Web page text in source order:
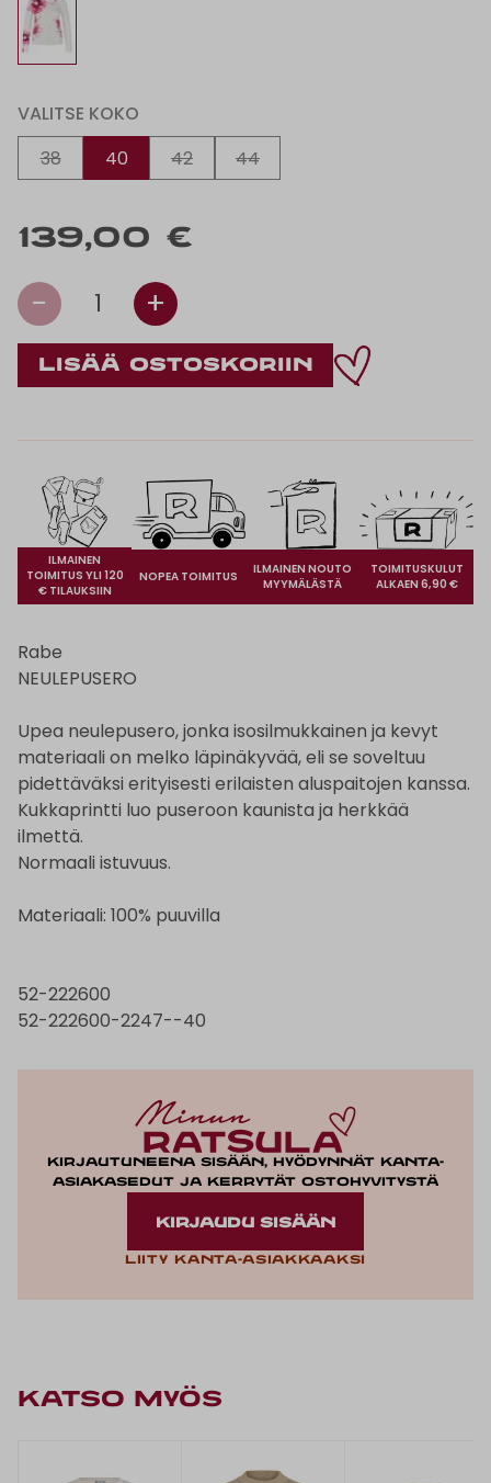
VALITSE KOKO
38
40 42 44
139,00 €
- 1 +
ILMAINEN
TOIMITUS YLI 120
€ TILAUKSIIN
NOPEA TOIMITUS
ILMAINEN NOUTO
MYYMÄLÄSTÄ
TOIMITUSKULUT
ALKAEN 6,90 €
Rabe
NEULEPUSERO
Upea neulepusero, jonka isosilmukkainen ja kevyt
materiaali on melko läpinäkyvää, eli se soveltuu
pidettäväksi erityisesti erilaisten aluspaitojen kanssa.
Kukkaprintti luo puseroon kaunista ja herkkää
ilmettä.
Normaali istuvuus.
Materiaali: 100% puuvilla
52-222600
52-222600-2247--40
Kirjautuneena sisään, hyödynnät kanta-
asiakasedut ja kerrytät ostohyvitystä
KIRJAUDU SISÄÄN
Liity kanta-asiakkaaksi
KATSO MYÖS